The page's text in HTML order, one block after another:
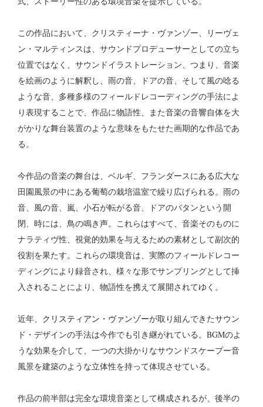
この作品において、クリスティーナ・ヴァンゾー、リーヴェ
ン・マルティンスは、サウンドプロデューサーとしての立ち
位置ではなく、サウンドイラストレーション、つまり、音楽
を絵画のように解釈し、雨の音、ドアの音、そして風の唸る
ような音、多種多様のフィールドレコーディングの手法によ
り表現することで、作品に物語性、また音楽の音響自体を大
がかりな舞台装置のような意味をもたせた画期的な作品であ
る。
今作品の音楽の舞台は、ベルギ、フランダースにある広大な
田園風景の中にある葡萄の栽培温室で繰り広げられる。雨の
音、風の音、嵐、小石が転がる音、ドアのバタンという開
閉、時には、鳥の鳴き声。これらはすべて、音楽そのものに
ナラティヴ性、視覚的効果を与えるための素材として副次的
役割を果たす。これらの環境音は、実際のフィールドレコー
ディングにより録音され、様々な形でサンプリングとして挿
入されることにより、物語性を携えて展開されてゆく。
近年、 クリスティアン・ヴァンゾーが取り組んできたサウン
ド・デザインの手法は今作でも引き継がれている。BGMのよ
うな効果を介して、一つの大掛かりなサウンドスケープー音
風景を建築のような立体性を持って体現させている。
作品の前半部は完全な環境音楽として構成されるが、後半の